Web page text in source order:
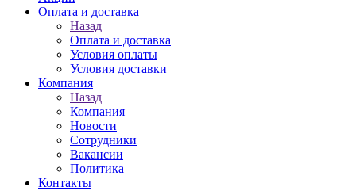
Оплата и доставка
Назад
Оплата и доставка
Условия оплаты
Условия доставки
Компания
Назад
Компания
Новости
Сотрудники
Вакансии
Политика
Контакты